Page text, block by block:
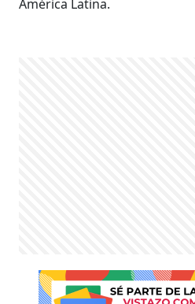
América Latina.